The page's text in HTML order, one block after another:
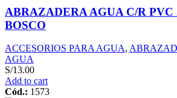
ABRAZADERA AGUA C/R PVC
BOSCO
ACCESORIOS PARA AGUA,
AGUA
S/13.00
Add to cart
Cód.: 1573